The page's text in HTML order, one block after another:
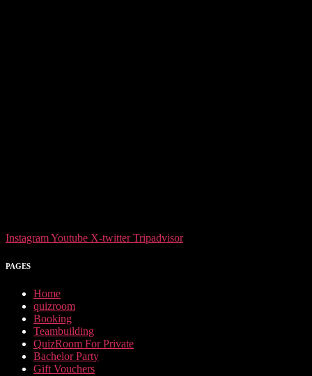
InstagramYoutube X-twitter Tripadvisor
PAGES
Home
quizroom
Booking
Teambuilding
QuizRoom For Private
Bachelor Party
Gift Vouchers